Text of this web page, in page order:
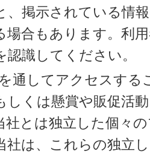
、掲示されている情
場合もあります。利
識してください。
通してアクセスする
しくは懸賞や販促活
社とは独立した個々
社は、これらの独立